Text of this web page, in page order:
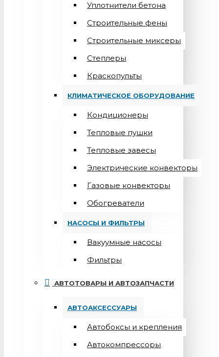
Уплотнители бетона
Строительные фены
Строительные миксеры
Степлеры
Краскопульты
КЛИМАТИЧЕСКОЕ ОБОРУДОВАНИЕ
Кондиционеры
Teпловые пушки
Тепловые завесы
Электрические конвекторы
Газовые конвекторы
Обогреватели
НАСОСЫ И ФИЛЬТРЫ
Вакуумные насосы
Фильтры
АВТОТОВАРЫ И АВТОЗАПЧАСТИ
АВТОАКСЕССУАРЫ
Автобоксы и крепления
Автокомпрессоры